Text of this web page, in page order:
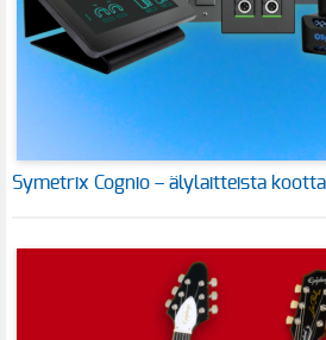
Symetrix Cognio – älylaitteista